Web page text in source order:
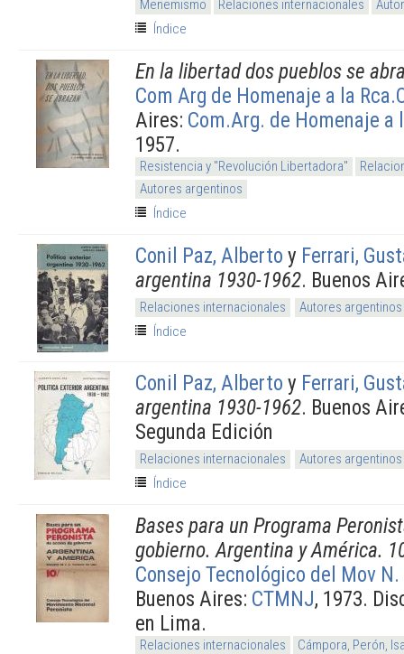
Menemismo Relaciones internacionales
Índice
En la libertad dos pueblos se
Com Arg de Homenaje a la
Aires: Com.Arg. de Homenaje a
1957.
Resistencia y "Revolución Libertadora"
Autores argentinos
Índice
Conil Paz, Alberto y Ferrari,
argentina 1930-1962. Buenos
Relaciones internacionales
Autores argentinos
Índice
Conil Paz, Alberto y Ferrari,
argentina 1930-1962. Buenos
Segunda Edición
Relaciones internacionales
Autores argentinos
Índice
Bases para un Programa
gobierno. Argentina y América.
Consejo Tecnológico del Mov
Buenos Aires: CTMNJ, 1973.
en Lima.
Relaciones internacionales
Cámpora, Perón,